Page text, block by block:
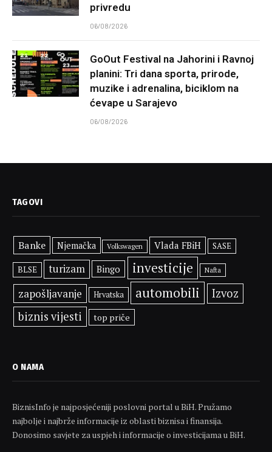
privredu
06/08/2026
GoOut Festival na Jahorini i Ravnoj
planini: Tri dana sporta, prirode,
muzike i adrenalina, biciklom na
ćevape u Sarajevo
06/08/2026
TAGOVI
Banke Njemačka Volkswagen Vlada FBiH SASE
BLSE turizam Bingo investicije Nafta
zapošljavanje Hrvatska automobili
Izvoz
biznis vijesti
top priče
O NAMA
BiznisInfo je najposjećeniji poslovni portal u BiH. Pružamo
najbolje i najbrže informacije iz oblasti biznisa i finansija.
Donosimo savjete za uspjeh i informacije o investicijama u BiH.